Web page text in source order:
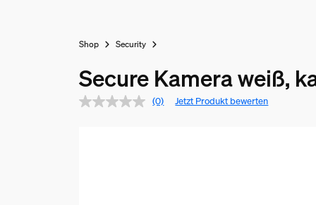
Shop Security
Secure Kamera weiß,
(0) Jetzt Produkt bewerten